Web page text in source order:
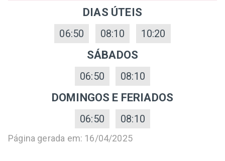
DIAS ÚTEIS
06:50 08:10 10:20
SÁBADOS
06:50 08:10
DOMINGOS E FERIADOS
06:50 08:10
Página gerada em: 16/04/2025